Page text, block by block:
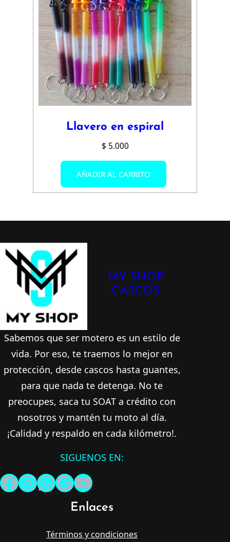
se
pueden
elegir
en
página
de
Llavero en espiral
$ 5.000
AÑADIR AL CARRITO
MY SHOP
CASCOS
Sabemos que ser motero es un estilo de
vida. Por eso, te traemos lo mejor en
protección, desde cascos hasta guantes,
para que nada te detenga. No te
preocupes, saca tu SOAT a crédito con
nosotros y mantén tu moto al día.
¡Calidad y respaldo en cada kilómetro!.
SIGUENOS EN:
Facebook InstagramWhatsApp Google YouTube
Enlaces
Términos y condiciones